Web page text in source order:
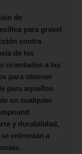
de
para gravel
contra
de los
orientados a las
para obtener
para aquellos
en cualquier
y durabilidad,
enfrentan a